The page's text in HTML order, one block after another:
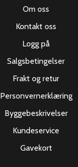
Om oss
Kontakt oss
Logg på
Salgsbetingelser
Frakt og retur
Personvernerklæring
Byggebeskrivelser
Kundeservice
Gavekort